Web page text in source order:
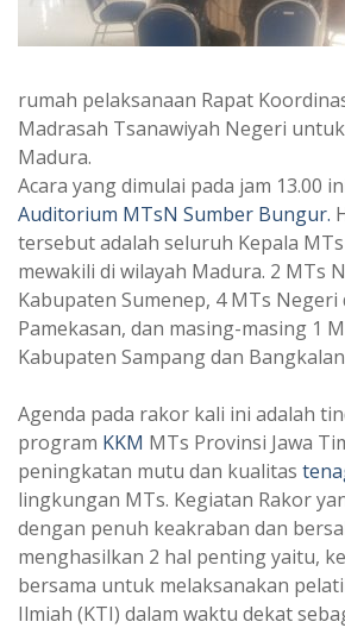
rumah pelaksanaan Rapat
Madrasah Tsanawiyah Negeri
Madura.
Acara yang dimulai pada jam 13.00
Auditorium MTsN Sumber Bungur.
tersebut adalah seluruh Kepala
mewakili di wilayah Madura. 2 MTs
Kabupaten Sumenep, 4 MTs
Pamekasan, dan masing-masing 1
Kabupaten Sampang dan
Agenda pada rakor kali ini adalah
program KKM MTs Provinsi Jawa
peningkatan mutu dan kualitas
lingkungan MTs. Kegiatan Rakor
dengan penuh keakraban dan
menghasilkan 2 hal penting yaitu,
bersama untuk melaksanakan
Ilmiah (KTI) dalam waktu dekat